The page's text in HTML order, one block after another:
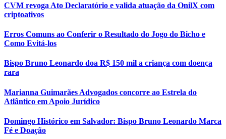
CVM revoga Ato Declaratório e valida atuação da OnilX com
criptoativos
Erros Comuns ao Conferir o Resultado do Jogo do Bicho e
Como Evitá-los
Bispo Bruno Leonardo doa R$ 150 mil a criança com doença
rara
Marianna Guimarães Advogados concorre ao Estrela do
Atlântico em Apoio Jurídico
Domingo Histórico em Salvador: Bispo Bruno Leonardo Marca
Fé e Doação